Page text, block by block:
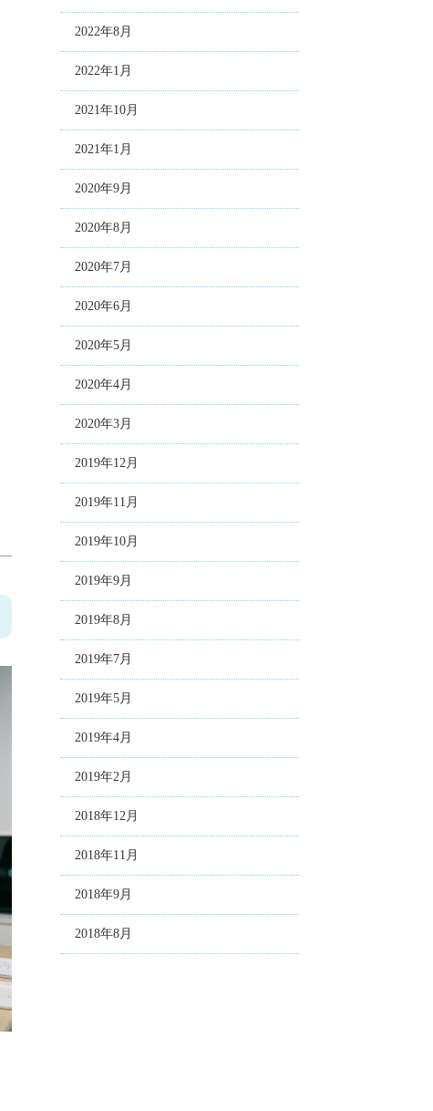
2022年8月
2022年1月
2021年10月
2021年1月
2020年9月
2020年8月
2020年7月
2020年6月
2020年5月
2020年4月
2020年3月
2019年12月
2019年11月
2019年10月
2019年9月
2019年8月
2019年7月
2019年5月
2019年4月
2019年2月
2018年12月
2018年11月
2018年9月
2018年8月